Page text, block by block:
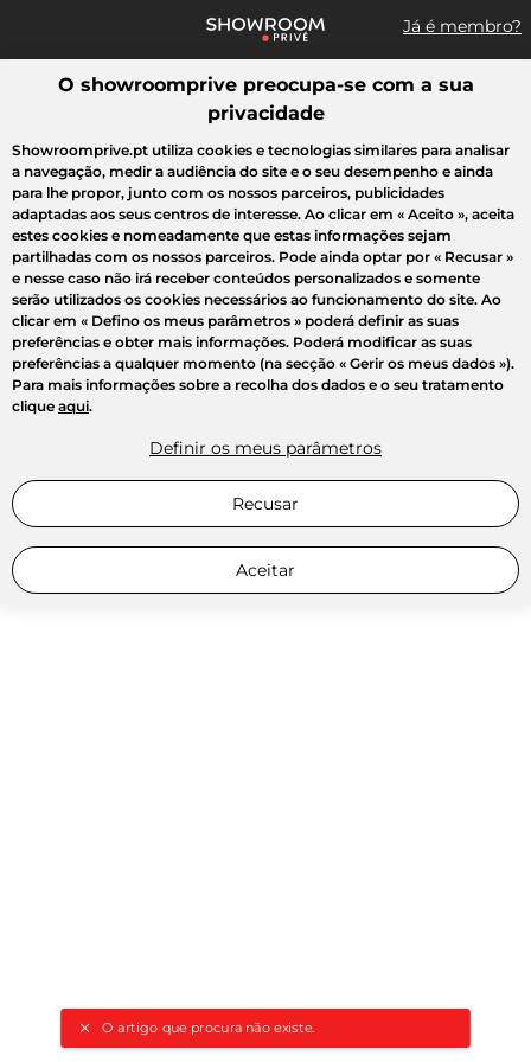
Já é membro?
Pesquisar uma marca, um artigo, uma venda...
O artigo que procura não existe.
Todas as vendas Moda Desporto Casa Criança Beleza
O showroomprive preocupa-se com a sua
privacidade
Showroomprive.pt utiliza cookies e tecnologias similares para analisar
a navegação, medir a audiência do site e o seu desempenho e ainda
para lhe propor, junto com os nossos parceiros, publicidades
adaptadas aos seus centros de interesse. Ao clicar em « Aceito », aceita
estes cookies e nomeadamente que estas informações sejam
partilhadas com os nossos parceiros. Pode ainda optar por « Recusar »
e nesse caso não irá receber conteúdos personalizados e somente
serão utilizados os cookies necessários ao funcionamento do site. Ao
clicar em « Defino os meus parâmetros » poderá definir as suas
preferências e obter mais informações. Poderá modificar as suas
preferências a qualquer momento (na secção « Gerir os meus dados »).
Para mais informações sobre a recolha dos dados e o seu tratamento
clique aqui.
Definir os meus parâmetros
Recusar
Aceitar